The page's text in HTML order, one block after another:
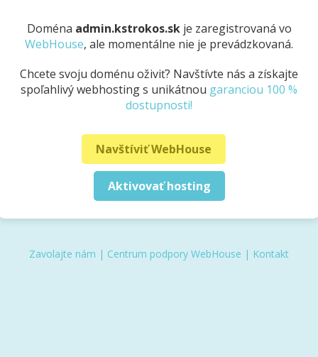
Doména admin.kstrokos.skje zaregistrovaná vo
WebHouse, ale momentálne nie je prevádzkovaná.
Chcete svoju doménu oživiť? Navštívte nás a získajte
spoľahlivý webhosting s unikátnou garanciou 100 %
dostupnosti!
Navštíviť WebHouse
Aktivovať hosting
Zavolajte nám | Centrum podpory WebHouse | Kontakt